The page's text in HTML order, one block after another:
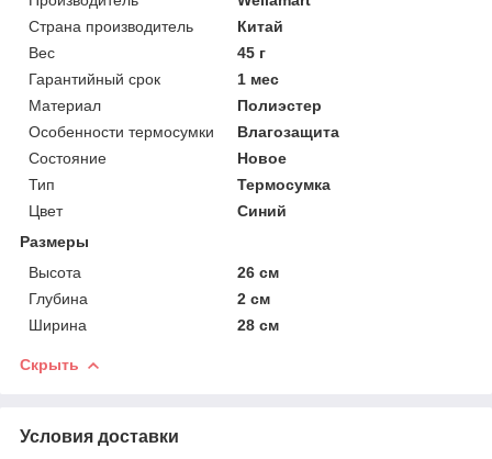
Страна производитель
Китай
Вес
45 г
Гарантийный срок
1 мес
Материал
Полиэстер
Особенности термосумки
Влагозащита
Состояние
Новое
Тип
Термосумка
Цвет
Синий
Размеры
Высота
26 см
Глубина
2 см
Ширина
28 см
Скрыть
Условия доставки